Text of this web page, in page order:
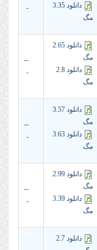
دانلود 3.35
مگ
-
دانلود 2.65
مگ
دانلود 2.8
مگ
--
-
دانلود 3.57
مگ
دانلود 3.63
مگ
--
-
دانلود 2.99
مگ
دانلود 3.39
مگ
--
-
دانلود 2.7